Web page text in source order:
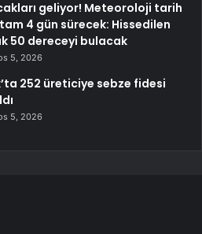
geliyor! Meteoroloji tarih
4 gün sürecek: Hissedilen
50 dereceyi bulacak
5, 2026
252 üreticiye sebze fidesi
5, 2026